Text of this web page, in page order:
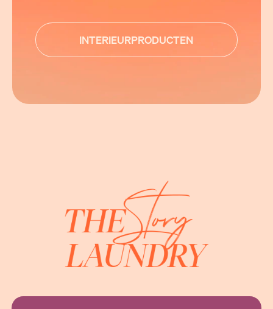
INTERIEURPRODUCTEN